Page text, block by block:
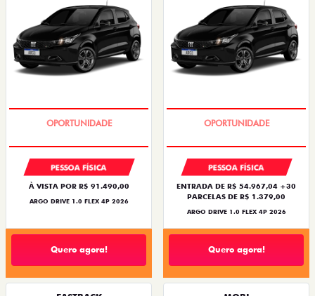
PESSOA FÍSICA
À VISTA POR R$ 91.490,00
ARGO DRIVE 1.0 FLEX 4P 2026
Quero agora!
PESSOA FÍSICA
ENTRADA DE R$ 54.967,04 +30
PARCELAS DE R$ 1.379,00
ARGO DRIVE 1.0 FLEX 4P 2026
Quero agora!